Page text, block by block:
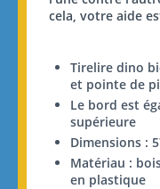
cela, votre aide
Tirelire dino
et pointe de
Le bord est
supérieure
Dimensions :
Matériau :
en plastique